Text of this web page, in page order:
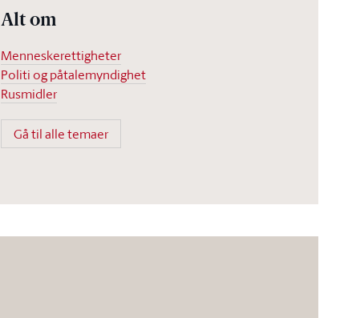
Alt om
Menneskerettigheter
Politi og påtalemyndighet
Rusmidler
Gå til alle temaer